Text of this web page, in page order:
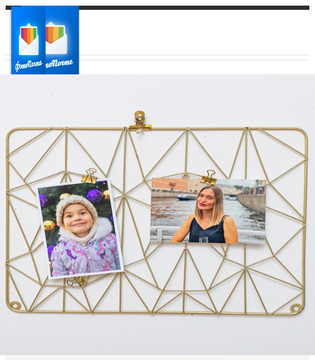
Ваш город:
Ваш регион доставки
Выберите из списка: